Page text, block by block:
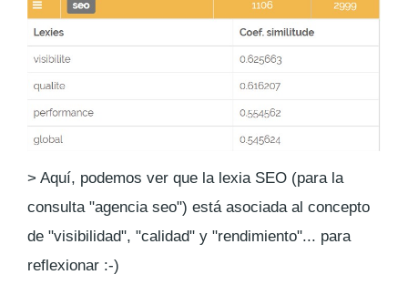
> Aquí, podemos ver que la lexia SEO (para la
consulta "agencia seo") está asociada al concepto
de "visibilidad", "calidad" y "rendimiento"... para
reflexionar :-)